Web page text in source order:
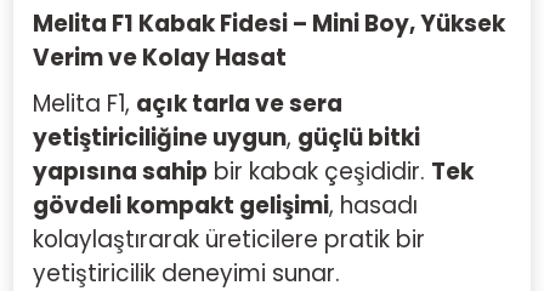
Melita F1 Kabak Fidesi – Mini Boy, Yüksek
Verim ve Kolay Hasat
Melita F1, açık tarla ve sera
yetiştiriciliğine uygun, güçlü bitki
yapısına sahip bir kabak çeşididir. Tek
gövdeli kompakt gelişimi, hasadı
kolaylaştırarak üreticilere pratik bir
yetiştiricilik deneyimi sunar.